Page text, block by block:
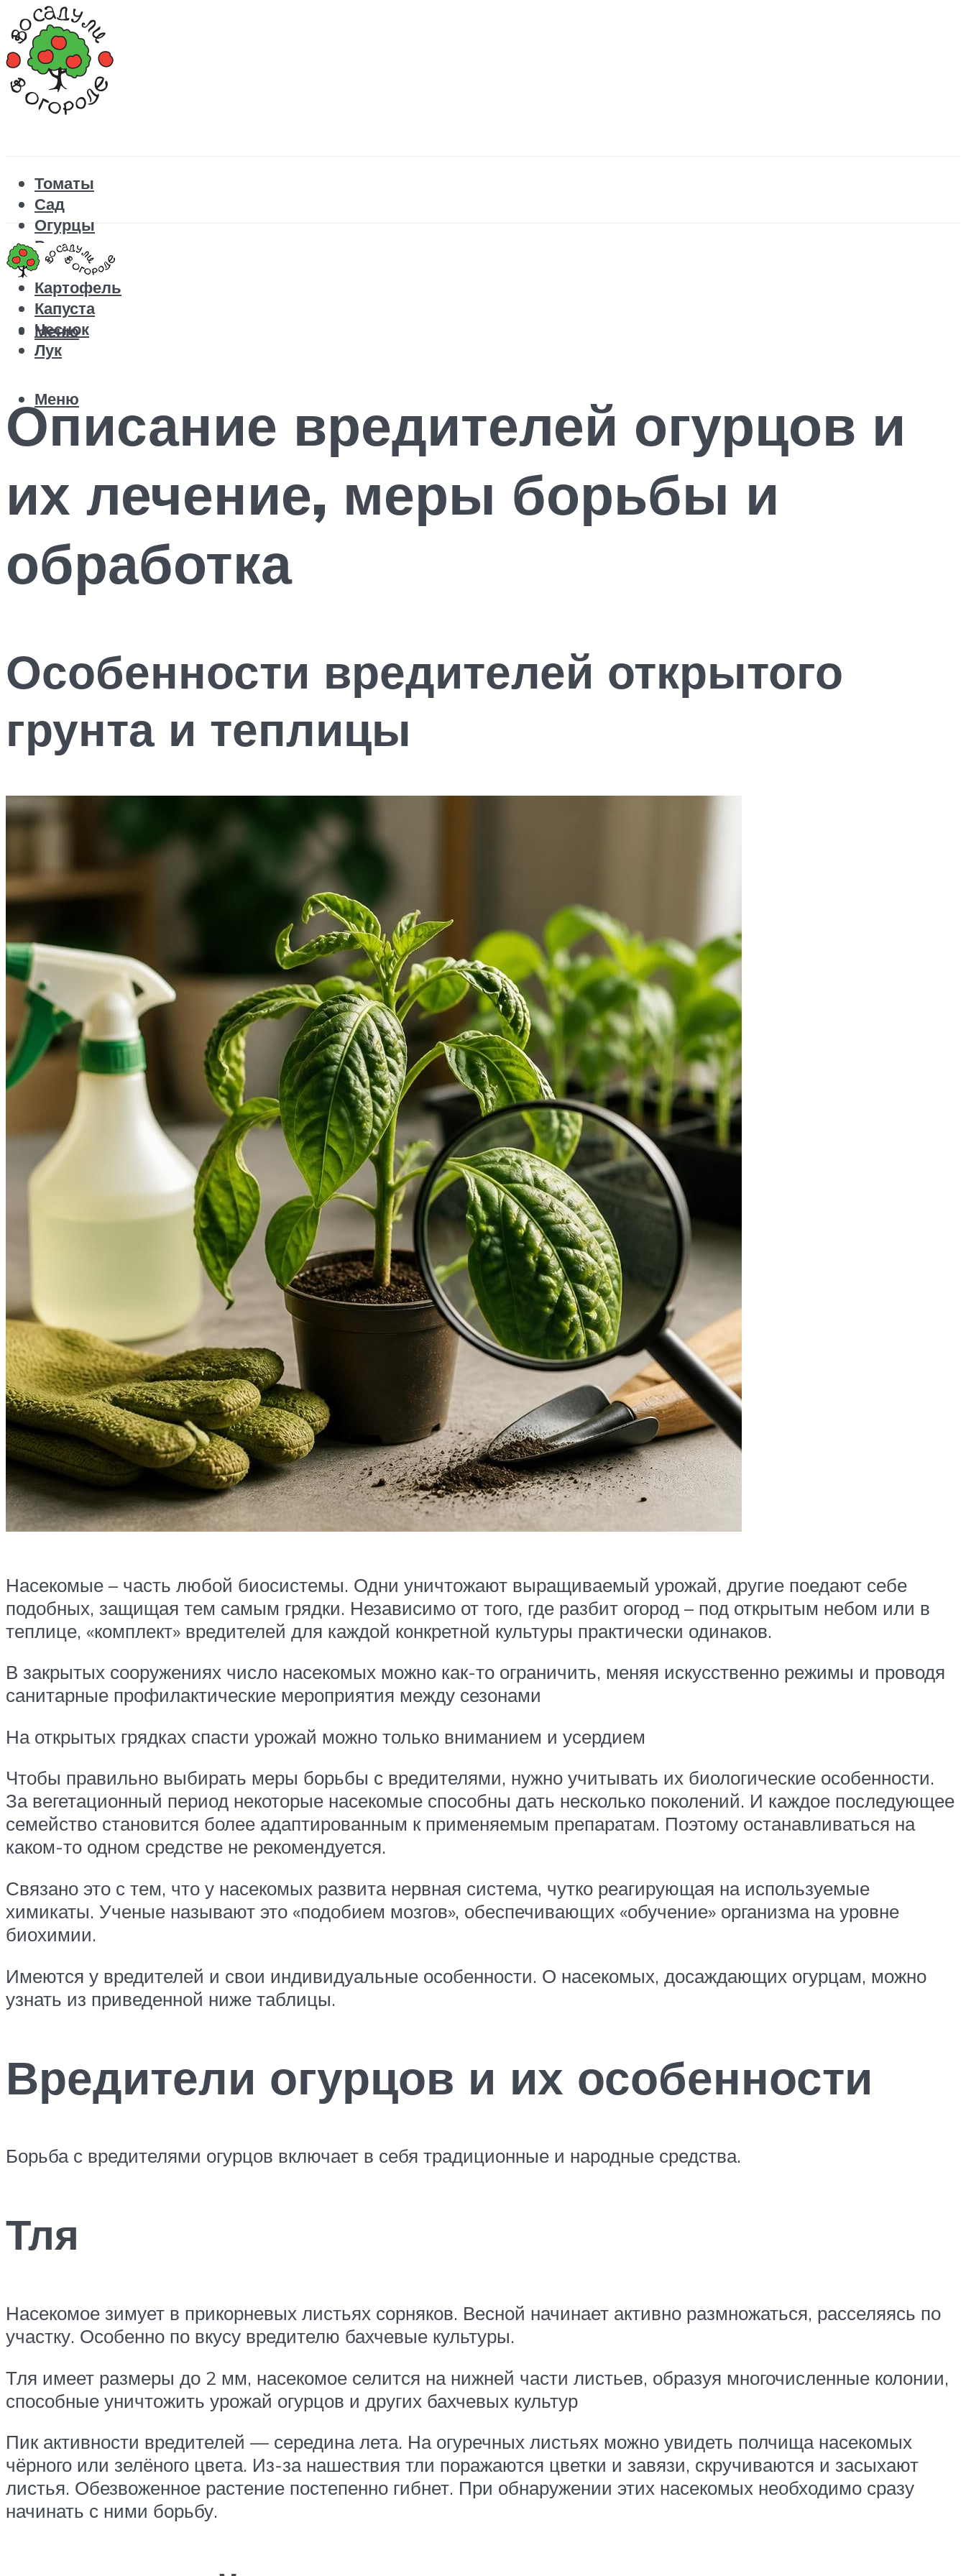
Томаты
Сад
Огурцы
Рецепты
Перец
Картофель
Капуста
Чеснок
Лук
Меню
Меню
Описание вредителей огурцов и
их лечение, меры борьбы и
обработка
Особенности вредителей открытого
грунта и теплицы
Насекомые – часть любой биосистемы. Одни уничтожают выращиваемый урожай, другие поедают себе
подобных, защищая тем самым грядки. Независимо от того, где разбит огород – под открытым небом или в
теплице, «комплект» вредителей для каждой конкретной культуры практически одинаков.
В закрытых сооружениях число насекомых можно как-то ограничить, меняя искусственно режимы и проводя
санитарные профилактические мероприятия между сезонами
На открытых грядках спасти урожай можно только вниманием и усердием
Чтобы правильно выбирать меры борьбы с вредителями, нужно учитывать их биологические особенности.
За вегетационный период некоторые насекомые способны дать несколько поколений. И каждое последующее
семейство становится более адаптированным к применяемым препаратам. Поэтому останавливаться на
каком-то одном средстве не рекомендуется.
Связано это с тем, что у насекомых развита нервная система, чутко реагирующая на используемые
химикаты. Ученые называют это «подобием мозгов», обеспечивающих «обучение» организма на уровне
биохимии.
Имеются у вредителей и свои индивидуальные особенности. О насекомых, досаждающих огурцам, можно
узнать из приведенной ниже таблицы.
Вредители огурцов и их особенности
Борьба с вредителями огурцов включает в себя традиционные и народные средства.
Тля
Насекомое зимует в прикорневых листьях сорняков. Весной начинает активно размножаться, расселяясь по
участку. Особенно по вкусу вредителю бахчевые культуры.
Тля имеет размеры до 2 мм, насекомое селится на нижней части листьев, образуя многочисленные колонии,
способные уничтожить урожай огурцов и других бахчевых культур
Пик активности вредителей — середина лета. На огуречных листьях можно увидеть полчища насекомых
чёрного или зелёного цвета. Из-за нашествия тли поражаются цветки и завязи, скручиваются и засыхают
листья. Обезвоженное растение постепенно гибнет. При обнаружении этих насекомых необходимо сразу
начинать с ними борьбу.